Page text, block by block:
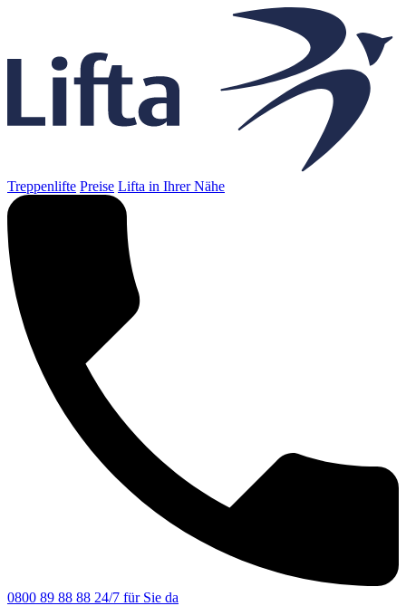
Treppenlifte Preise Lifta in Ihrer Nähe
0800 89 88 88 24/7 für Sie da